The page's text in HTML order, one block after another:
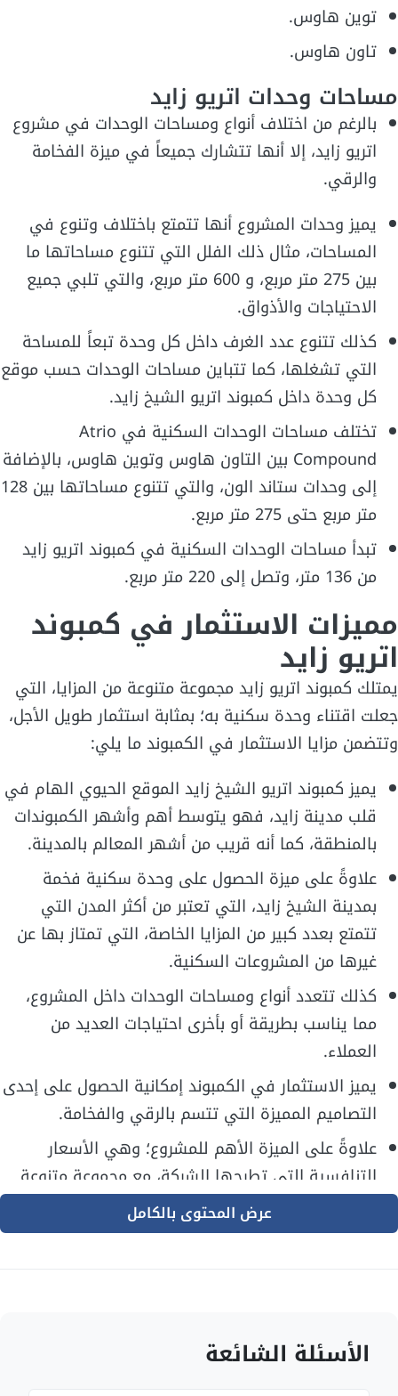
توين هاوس.
تاون هاوس.
مساحات وحدات اتريو زايد
بالرغم من اختلاف أنواع ومساحات الوحدات في مشروع
اتريو زايد، إلا أنها تتشارك جميعاً في ميزة الفخامة
والرقي.
يميز وحدات المشروع أنها تتمتع باختلاف وتنوع في
المساحات، مثال ذلك الفلل التي تتنوع مساحاتها ما
بين 275 متر مربع، و 600 متر مربع، والتي تلبي جميع
الاحتياجات والأذواق.
كذلك تتنوع عدد الغرف داخل كل وحدة تبعاً للمساحة
التي تشغلها، كما تتباين مساحات الوحدات حسب موقع
كل وحدة داخل كمبوند اتريو الشيخ زايد.
تختلف مساحات الوحدات السكنية في Atrio
Compound بين التاون هاوس وتوين هاوس، بالإضافة
إلى وحدات ستاند الون، والتي تتنوع مساحاتها بين 128
متر مربع حتى 275 متر مربع.
تبدأ مساحات الوحدات السكنية في كمبوند اتريو زايد
من 136 متر، وتصل إلى 220 متر مربع.
مميزات الاستثمار في كمبوند
اتريو زايد
يمتلك كمبوند اتريو زايد مجموعة متنوعة من المزايا، التي
جعلت اقتناء وحدة سكنية به؛ بمثابة استثمار طويل الأجل،
وتتضمن مزايا الاستثمار في الكمبوند ما يلي:
يميز كمبوند اتريو الشيخ زايد الموقع الحيوي الهام في
قلب مدينة زايد، فهو يتوسط أهم وأشهر الكمبوندات
بالمنطقة، كما أنه قريب من أشهر المعالم بالمدينة.
علاوةً على ميزة الحصول على وحدة سكنية فخمة
بمدينة الشيخ زايد، التي تعتبر من أكثر المدن التي
تتمتع بعدد كبير من المزايا الخاصة، التي تمتاز بها عن
غيرها من المشروعات السكنية.
كذلك تتعدد أنواع ومساحات الوحدات داخل المشروع،
مما يناسب بطريقة أو بأخرى احتياجات العديد من
العملاء.
يميز الاستثمار في الكمبوند إمكانية الحصول على إحدى
التصاميم المميزة التي تتسم بالرقي والفخامة.
علاوةً على الميزة الأهم للمشروع؛ وهي الأسعار
التنافسية التي تطرحها الشركة، مع مجموعة متنوعة
من أنظمة الدفع والسداد.
ختاماً؛ امتلاك وحدة في كمبوند اتريو زايد بمثابة
مميزات الوحدات السكنية في
مشروع أتريو
عرض المحتوى بالكامل
الأسئلة الشائعة